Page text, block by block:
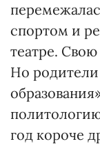
спортом и
театре. Свою
Но родители
год короче